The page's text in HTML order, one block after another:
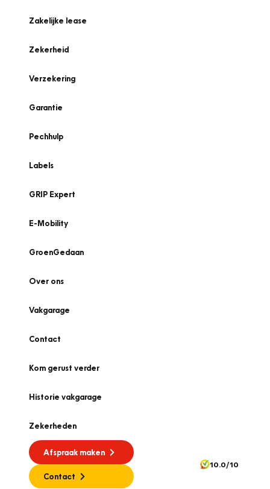
Zakelijke lease
Zekerheid
Verzekering
Garantie
Pechhulp
Labels
GRIP Expert
E-Mobility
GroenGedaan
Over ons
Vakgarage
Contact
Kom gerust verder
Historie vakgarage
Zekerheden
Afspraak maken
Contact
10.0/10